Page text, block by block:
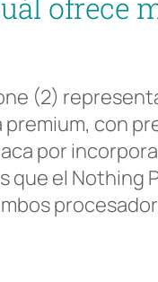
ofrece
(2)
con
por
que el Nothing